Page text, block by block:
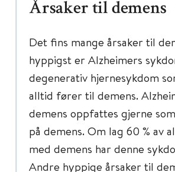
Årsaker til demens
Det fins mange årsaker til
hyppigst er Alzheimers
degenerativ hjernesykdom
alltid fører til demens.
demens oppfattes gjerne
på demens. Om lag 60 % av
med demens har denne
Andre hyppige årsaker til